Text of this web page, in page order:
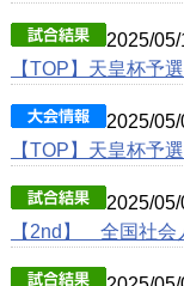
2025/
【TOP】天皇杯
2025/
【TOP】天皇杯予
2025/
【2nd】 全国社会